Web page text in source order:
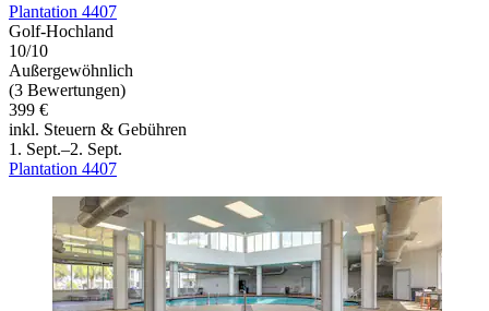
Plantation 4407
Golf-Hochland
10/10
Außergewöhnlich
(3 Bewertungen)
399 €
inkl. Steuern & Gebühren
1. Sept.–2. Sept.
Plantation 4407